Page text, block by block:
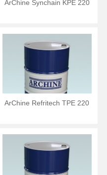
ArChine Synchain KPE 220
ArChine Refritech TPE 220